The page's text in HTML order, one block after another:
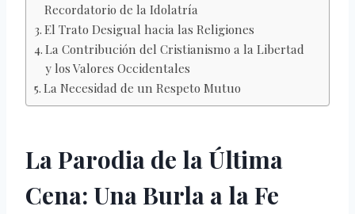
Recordatorio de la Idolatría
El Trato Desigual hacia las Religiones
La Contribución del Cristianismo a la Libertad
y los Valores Occidentales
La Necesidad de un Respeto Mutuo
La Parodia de la Última
Cena: Una Burla a la Fe